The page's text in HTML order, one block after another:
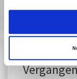
Moderation:
Eine